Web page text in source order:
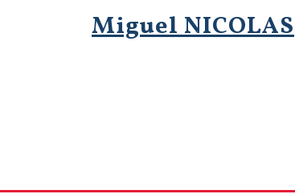
Miguel NICOLAS